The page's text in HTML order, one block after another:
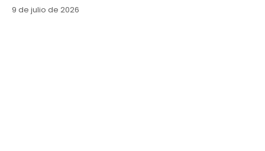
9 de julio de 2026